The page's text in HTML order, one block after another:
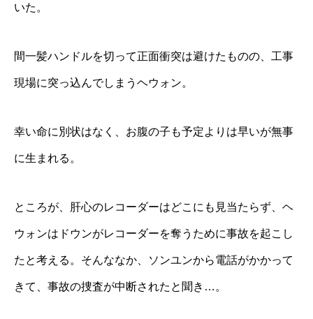
いた。
間一髪ハンドルを切って正面衝突は避けたものの、工事
現場に突っ込んでしまうヘウォン。
幸い命に別状はなく、お腹の子も予定よりは早いが無事
に生まれる。
ところが、肝心のレコーダーはどこにも見当たらず、ヘ
ウォンはドウンがレコーダーを奪うために事故を起こし
たと考える。そんななか、ソンユンから電話がかかって
きて、事故の捜査が中断されたと聞き…。